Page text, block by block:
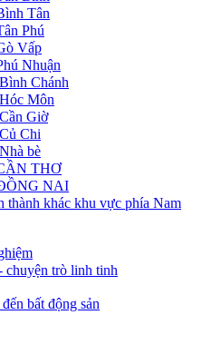
Tân
Phú
Vấp
Nhuận
Chánh
Môn
Giờ
Chi
bè
THƠ
NAI
khác khu vực phía Nam
trò linh tinh
bất động sản